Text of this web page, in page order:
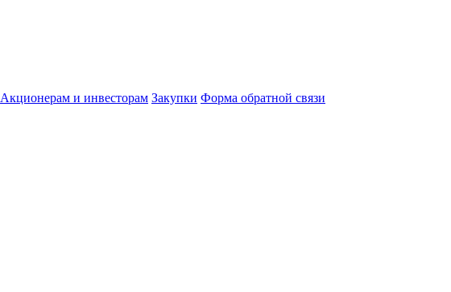
Акционерам и инвесторам Закупки Форма обратной связи